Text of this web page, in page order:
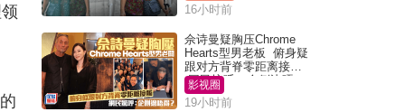
16小时前
佘诗曼疑胸压Chrome
Hearts型男老板 俯身疑
跟对方背脊零距离接触
网民惊呼：企侧边唔
得？
影视圈
19小时前